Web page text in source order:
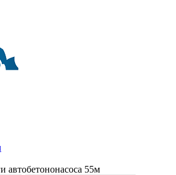
автобетононасоса 55м